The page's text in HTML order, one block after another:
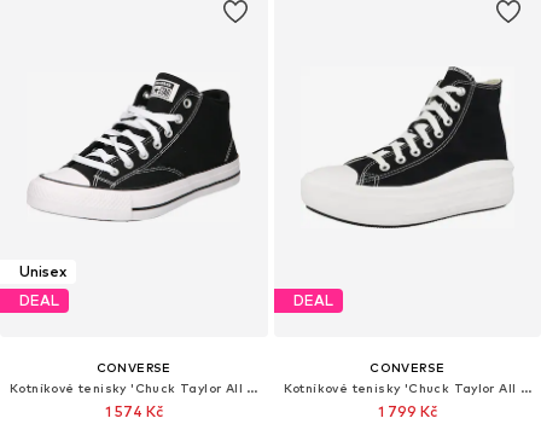
Unisex
DEAL
CONVERSE
Kotníkové tenisky 'Chuck Taylor All Star Malden'
1 574 Kč
DEAL
CONVERSE
Kotníkové tenisky 'Chuck Taylor All Star Move'
1 799 Kč